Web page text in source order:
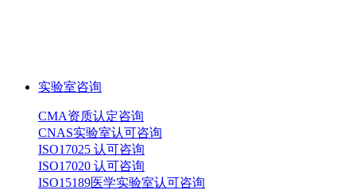
实验室咨询
CMA资质认定咨询
CNAS实验室认可咨询
ISO17025 认可咨询
ISO17020 认可咨询
ISO15189医学实验室认可咨询